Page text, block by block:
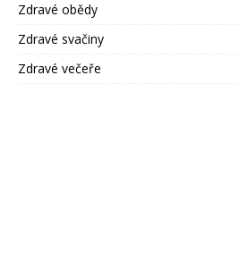
Zdravé obědy
Zdravé svačiny
Zdravé večeře